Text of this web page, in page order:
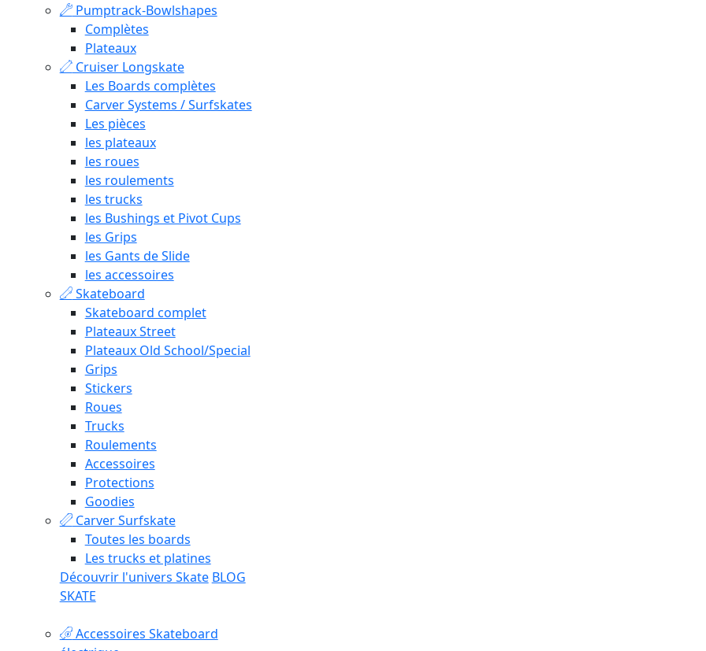
Pumptrack-Bowlshapes
Complètes
Plateaux
Cruiser Longskate
Les Boards complètes
Carver Systems / Surfskates
Les pièces
les plateaux
les roues
les roulements
les trucks
les Bushings et Pivot Cups
les Grips
les Gants de Slide
les accessoires
Skateboard
Skateboard complet
Plateaux Street
Plateaux Old School/Special
Grips
Stickers
Roues
Trucks
Roulements
Accessoires
Protections
Goodies
Carver Surfskate
Toutes les boards
Les trucks et platines
Découvrir l'univers Skate BLOG
SKATE
Accessoires Skateboard